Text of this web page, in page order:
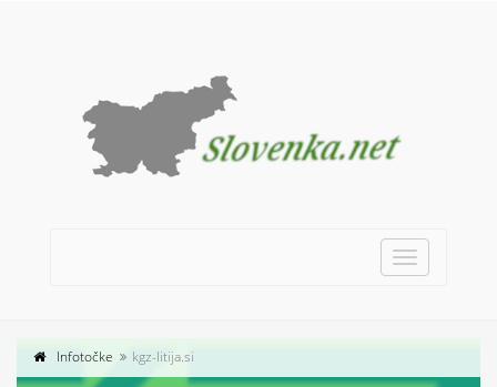
Toggle
navigation
Infotočke kgz-litija.si